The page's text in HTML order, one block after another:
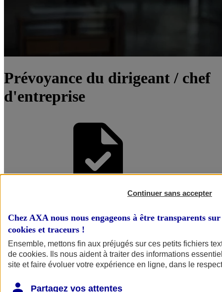
Prévoyance du dirigeant / chef
d'entreprise
Conseiller
Continuer sans accepter
Chez AXA nous nous engageons à être transparents
cookies et traceurs !
Ensemble, mettons fin aux préjugés sur ces petits fichiers
de cookies. Ils nous aident à traiter des informations
site et faire évoluer votre expérience en ligne, dans le
Partagez vos attentes